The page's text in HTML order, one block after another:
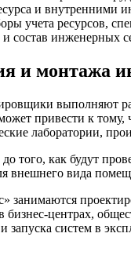
и внутренними
учета ресурсов,
состав инженерных
и монтажа
выполняют
привести к
лаборатории,
того, как будут
внешнего вида
бизнес-центрах,
систем в